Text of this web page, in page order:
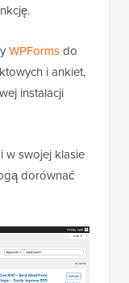
WPFormsdo
i ankiet,
instalacji
w swojej klasie
dorównać